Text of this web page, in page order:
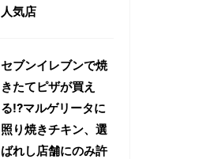
人気店
セブンイレブンで焼
きたてピザが買え
る!?マルゲリータに
照り焼きチキン、選
ばれし店舗にのみ許